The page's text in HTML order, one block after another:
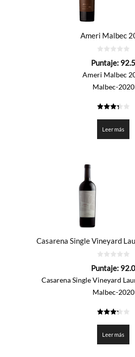
Ameri Malbec
de
Puntaje: 92.5
Ameri Malbec
Malbec-2020
de 5
Leer más
Casarena Single Vineyard
de
Puntaje: 92.0
Casarena Single Vineyard
Malbec-2020
de 5
Leer más